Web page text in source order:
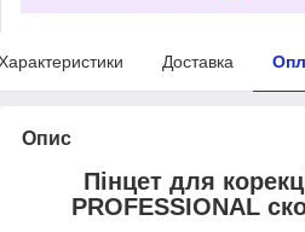
Доставка
Опис
Пінцет для
PROFESSIONAL